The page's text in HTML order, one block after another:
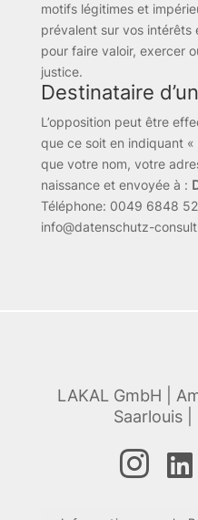
motifs légitimes et
prévalent sur vos intérêts
pour faire valoir, exercer
justice.
Destinataire
L’opposition peut être
que ce soit en indiquant
que votre nom, votre
naissance et envoyée à :
Téléphone: 0049 6848
info@datenschutz-
LAKAL GmbH |
Saarlouis
 